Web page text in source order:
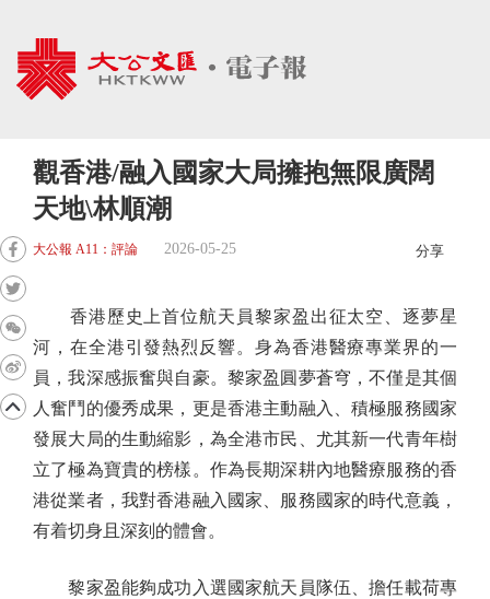
觀香港/融入國家大局擁抱無限廣闊
天地\林順潮
大公報 A11：評論 2026-05-25 分享
香港歷史上首位航天員黎家盈出征太空、逐夢星
河，在全港引發熱烈反響。身為香港醫療專業界的一
員，我深感振奮與自豪。黎家盈圓夢蒼穹，不僅是其個
人奮鬥的優秀成果，更是香港主動融入、積極服務國家
發展大局的生動縮影，為全港市民、尤其新一代青年樹
立了極為寶貴的榜樣。作為長期深耕內地醫療服務的香
港從業者，我對香港融入國家、服務國家的時代意義，
有着切身且深刻的體會。
黎家盈能夠成功入選國家航天員隊伍、擔任載荷專